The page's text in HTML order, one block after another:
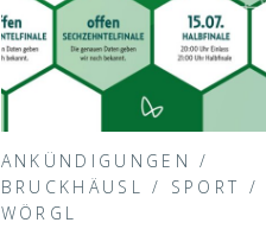
ANKÜNDIGUNGEN /
BRUCKHÄUSL
/ SPORT /
WÖRGL